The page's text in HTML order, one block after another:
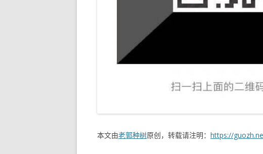
本文由老郭种树原创，转载请注明： https://